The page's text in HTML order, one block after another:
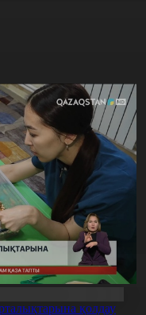
қолдау